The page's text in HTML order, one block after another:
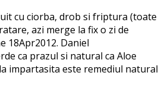
cu ciorba, drob si friptura (toate
azi merge la fix o zi de
18Apr2012. Daniel
ca prazul si natural ca Aloe
impartasita este remediul natural